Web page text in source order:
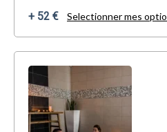
+ 52 € Selectionner mes